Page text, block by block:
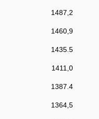
1487,2
1460,9
1435.5
1411,0
1387.4
1364,5